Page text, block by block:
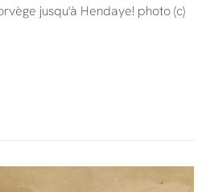
jusqu'à Hendaye! photo (c)